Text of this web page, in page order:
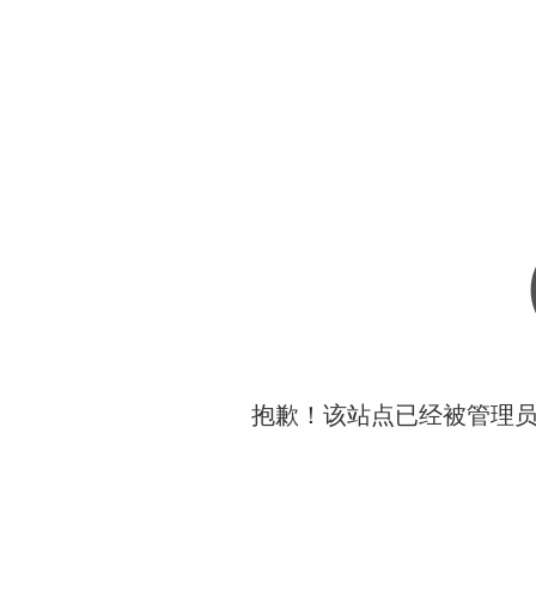
抱歉！该站点已经被管理